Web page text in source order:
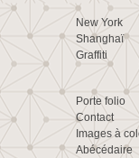
New York
Shanghaï
Graffiti
Porte folio
Contact
Images à
Abécédaire